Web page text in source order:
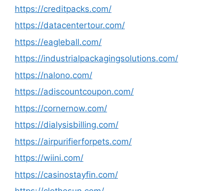
https://creditpacks.com/
https://datacentertour.com/
https://eagleball.com/
https://industrialpackagingsolutions.com/
https://nalono.com/
https://adiscountcoupon.com/
https://cornernow.com/
https://dialysisbilling.com/
https://airpurifierforpets.com/
https://wiini.com/
https://casinostayfin.com/